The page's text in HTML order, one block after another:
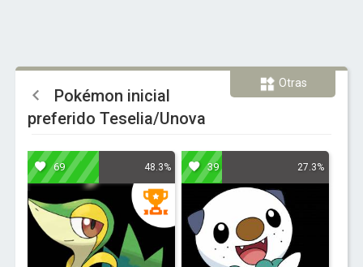
Otras
Pokémon inicial
preferido Teselia/Unova
69 48.3% 39 27.3%